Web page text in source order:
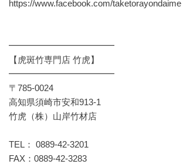
https://www.facebook.com/taketorayondaime
━━━━━━━━━━━━
【虎斑竹専門店 竹虎】
━━━━━━━━━━━━
〒785-0024
高知県須崎市安和913-1
竹虎（株）山岸竹材店
TEL： 0889-42-3201
FAX：0889-42-3283